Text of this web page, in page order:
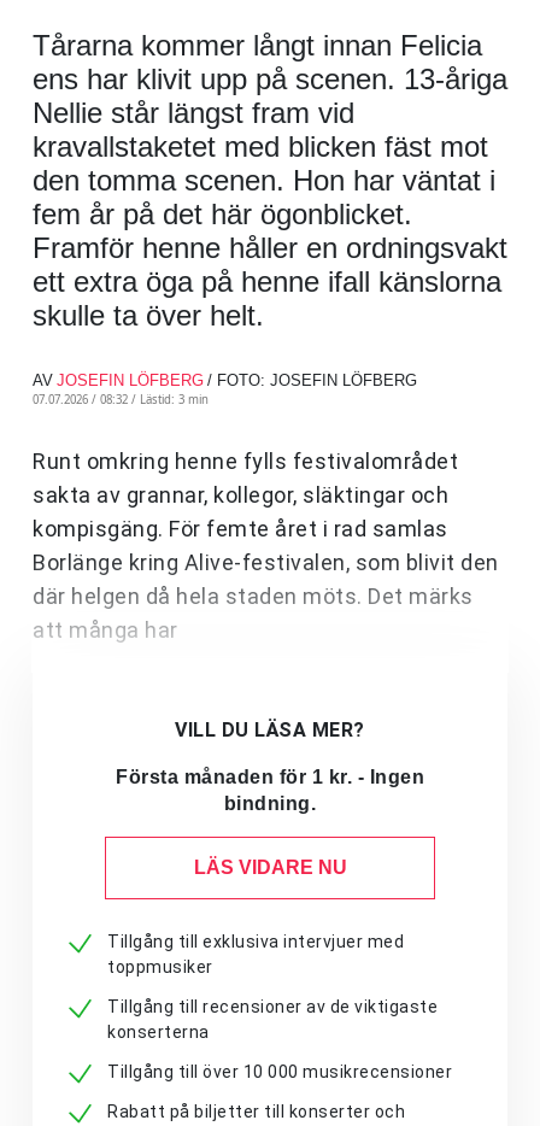
Tårarna kommer långt innan Felicia
ens har klivit upp på scenen. 13-åriga
Nellie står längst fram vid
kravallstaketet med blicken fäst mot
den tomma scenen. Hon har väntat i
fem år på det här ögonblicket.
Framför henne håller en ordningsvakt
ett extra öga på henne ifall känslorna
skulle ta över helt.
AV JOSEFIN LÖFBERG / FOTO: JOSEFIN LÖFBERG
07.07.2026 / 08:32 / Lästid: 3 min
Runt omkring henne fylls festivalområdet
sakta av grannar, kollegor, släktingar och
kompisgäng. För femte året i rad samlas
Borlänge kring Alive-festivalen, som blivit den
där helgen då hela staden möts. Det märks
att många har
VILL DU LÄSA MER?
Första månaden för 1 kr. - Ingen
bindning.
LÄS VIDARE NU
Tillgång till exklusiva intervjuer med
toppmusiker
Tillgång till recensioner av de viktigaste
konserterna
Tillgång till över 10 000 musikrecensioner
Rabatt på biljetter till konserter och